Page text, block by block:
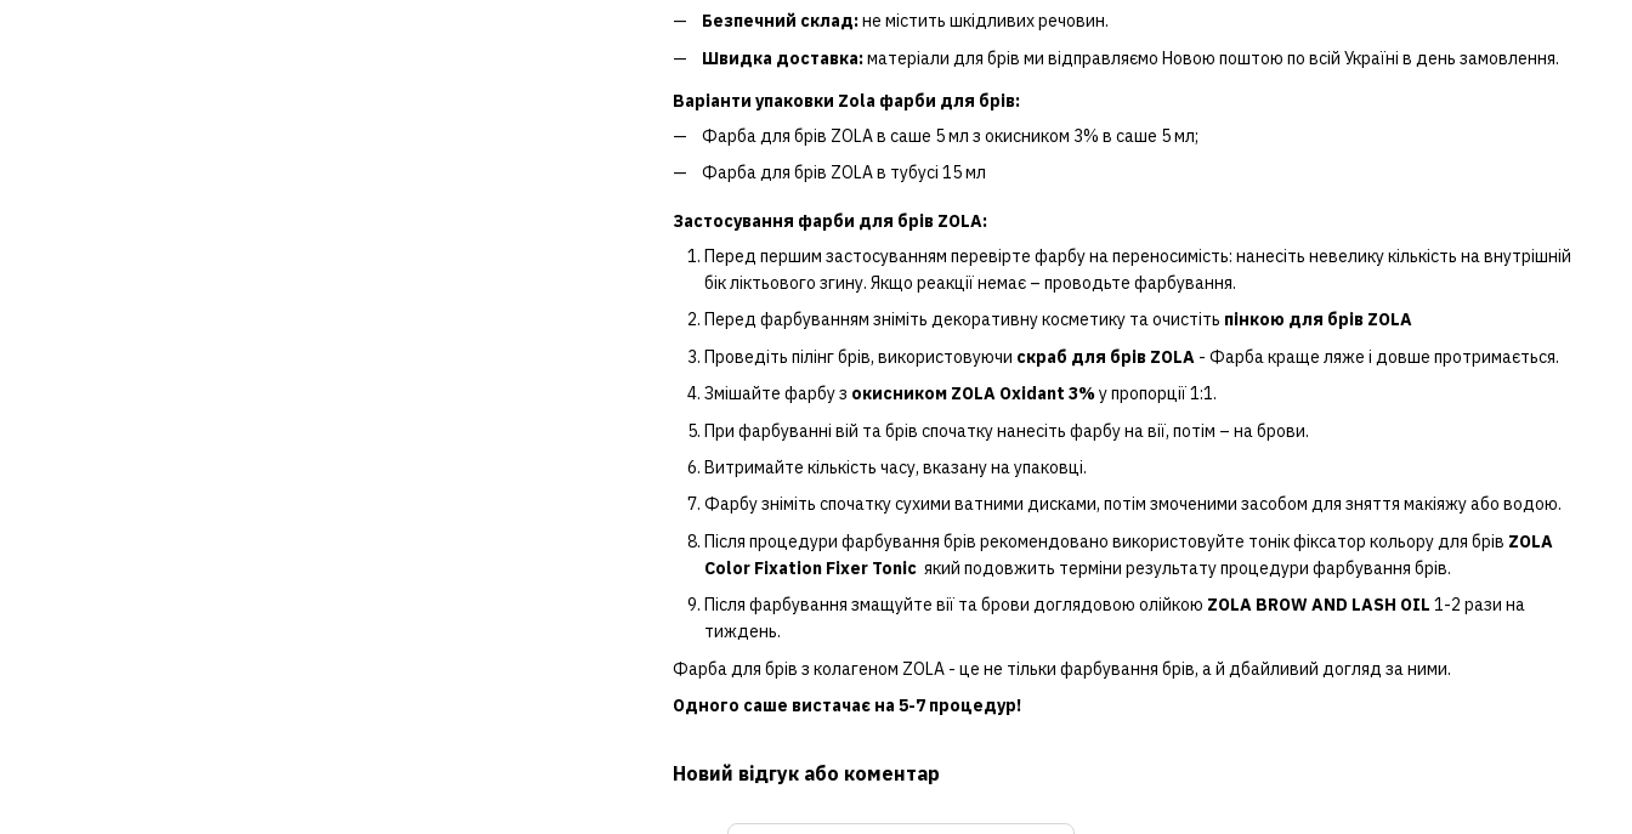
Безпечний склад:не містить шкідливих речовин.
Швидка доставка:матеріали для брів ми відправляємо Новою поштою по всій Україні в день замовлення.
Варіанти упаковки Zola фарби для брів:
Фарба для брів ZOLA в саше 5 мл з окисником 3% в саше 5 мл;
Фарба для брів ZOLA в тубусі 15 мл
Застосування фарби для брів ZOLA:
Перед першим застосуванням перевірте фарбу на переносимість: нанесіть невелику кількість на внутрішній
бік ліктьового згину. Якщо реакції немає – проводьте фарбування.
Перед фарбуванням зніміть декоративну косметику та очистіть пінкою для брів ZOLA
Проведіть пілінг брів, використовуючи скраб для брів ZOLA - Фарба краще ляже і довше протримається.
Змішайте фарбу з окисником ZOLA Oxidant 3%у пропорції 1:1.
При фарбуванні вій та брів спочатку нанесіть фарбу на вії, потім – на брови.
Витримайте кількість часу, вказану на упаковці.
Фарбу зніміть спочатку сухими ватними дисками, потім змоченими засобом для зняття макіяжу або водою.
Після процедури фарбування брів рекомендовано використовуйте тонік фіксатор кольору для брів ZOLA
Color Fixation Fixer Tonicякий подовжить терміни результату процедури фарбування брів.
Після фарбування змащуйте вії та брови доглядовою олійкою ZOLA BROW AND LASH OIL 1-2 рази на
тиждень.
Фарба для брів з колагеном ZOLA - це не тільки фарбування брів, а й дбайливий догляд за ними.
Одного саше вистачає на 5-7 процедур!
Новий відгук або коментар